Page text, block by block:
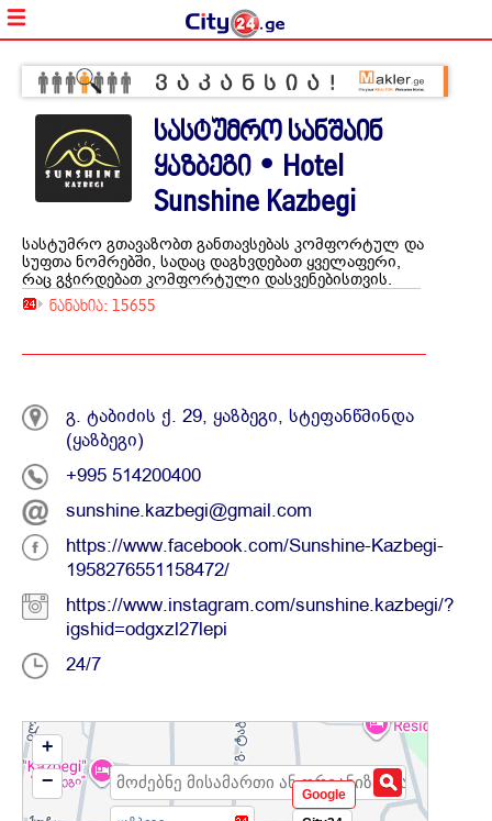
სასტუმრო სანშაინ
ყაზბეგი • Hotel
Sunshine Kazbegi
სასტუმრო გთავაზობთ განთავსებას კომფორტულ და
სუფთა ნომრებში, სადაც დაგხვდებათ ყველაფერი,
რაც გჭირდებათ კომფორტული დასვენებისთვის.
ნანახია: 15655
გ. ტაბიძის ქ. 29, ყაზბეგი, სტეფანწმინდა
(ყაზბეგი)
+995 514200400
sunshine.kazbegi@gmail.com
https://www.facebook.com/Sunshine-Kazbegi-
1958276551158472/
https://www.instagram.com/sunshine.kazbegi/?
igshid=odgxzl27lepi
24/7
+
−
Google